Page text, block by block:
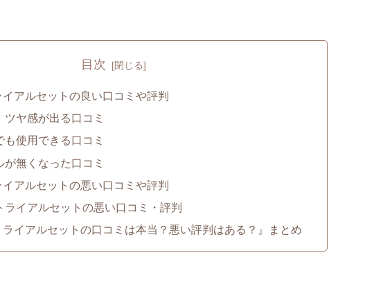
目次
アルセットの良い口コミや評判
ツヤ感が出る口コミ
も使用できる口コミ
が無くなった口コミ
アルセットの悪い口コミや評判
ライアルセットの悪い口コミ・評判
ライアルセットの口コミは本当？悪い評判はある？』まとめ